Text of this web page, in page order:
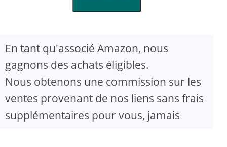
En tant qu'associé Amazon, nous
gagnons des achats éligibles.
Nous obtenons une commission sur les
ventes provenant de nos liens sans frais
supplémentaires pour vous, jamais